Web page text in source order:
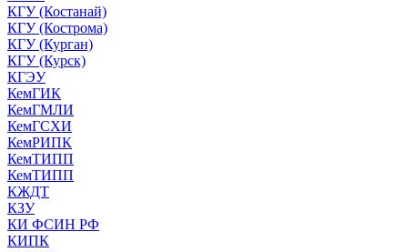
КГУ (Костанай)
КГУ (Кострома)
КГУ (Курган)
КГУ (Курск)
КГЭУ
КемГИК
КемГМЛИ
КемГСХИ
КемРИПК
КемТИПП
КемТИПП
КЖДТ
КЗУ
КИ ФСИН РФ
КИПК